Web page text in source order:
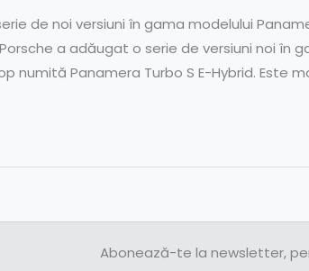
de noi versiuni în gama modelului
Porsche a adăugat o serie de versiuni noi
numită Panamera Turbo S E-Hybrid. Este
Abonează-te la newsletter,